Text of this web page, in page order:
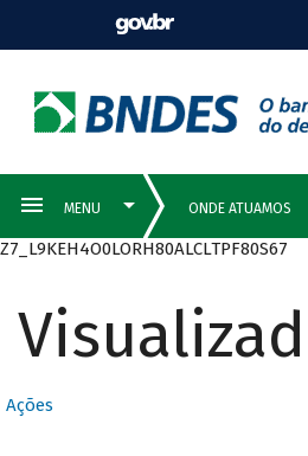
Z7_L9KEH4O0LORH80ALCLTPF80S67
Ações